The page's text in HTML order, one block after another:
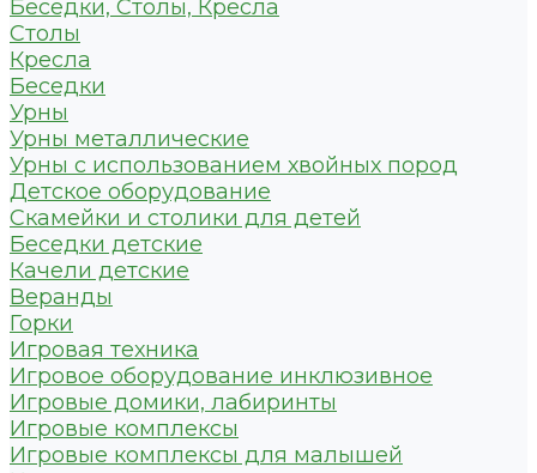
Беседки, Столы, Кресла
Столы
Кресла
Беседки
Урны
Урны металлические
Урны с использованием хвойных пород
Детское оборудование
Скамейки и столики для детей
Беседки детские
Качели детские
Веранды
Горки
Игровая техника
Игровое оборудование инклюзивное
Игровые домики, лабиринты
Игровые комплексы
Игровые комплексы для малышей